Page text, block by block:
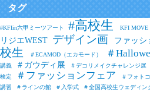
タグ
#KFIin六甲ミーツアート #高校生 KFI MOVE
リジエWEST デザイン画 ファッシ
校生
＃ECAMOD（エカモード） ＃
講義
＃ガウディ展 ＃デコリメイクチャレンジ展
検定
＃ファッションフェア ＃フォト
講習
＃ラインの館 ＃入学式 ＃全国高校生ウェディ